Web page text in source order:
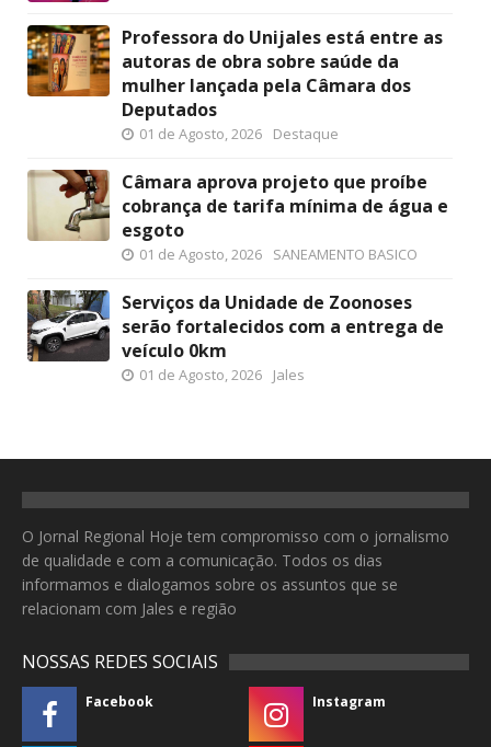
Professora do Unijales está entre as
autoras de obra sobre saúde da
mulher lançada pela Câmara dos
Deputados
01 de Agosto, 2026 Destaque
Câmara aprova projeto que proíbe
cobrança de tarifa mínima de água e
esgoto
01 de Agosto, 2026 SANEAMENTO BASICO
Serviços da Unidade de Zoonoses
serão fortalecidos com a entrega de
veículo 0km
01 de Agosto, 2026 Jales
O Jornal Regional Hoje tem compromisso com o jornalismo
de qualidade e com a comunicação. Todos os dias
informamos e dialogamos sobre os assuntos que se
relacionam com Jales e região
NOSSAS REDES SOCIAIS
Facebook Instagram